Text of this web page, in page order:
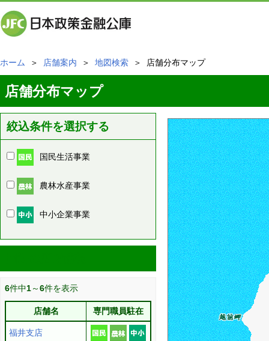
ホーム ＞ 店舗案内 ＞ 地図検索 ＞ 店舗分布マップ
店舗分布マップ
絞込条件を選択する
国民生活事業
農林水産事業
中小企業事業
6件中1～6件を表示
店舗名 専門職員駐在
福井支店